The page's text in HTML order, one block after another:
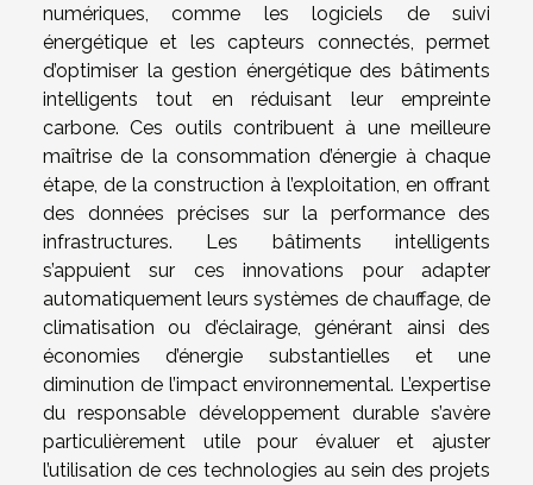
numériques, comme les logiciels de suivi
énergétique et les capteurs connectés, permet
d’optimiser la gestion énergétique des bâtiments
intelligents tout en réduisant leur empreinte
carbone. Ces outils contribuent à une meilleure
maîtrise de la consommation d’énergie à chaque
étape, de la construction à l’exploitation, en offrant
des données précises sur la performance des
infrastructures. Les bâtiments intelligents
s’appuient sur ces innovations pour adapter
automatiquement leurs systèmes de chauffage, de
climatisation ou d’éclairage, générant ainsi des
économies d’énergie substantielles et une
diminution de l’impact environnemental. L’expertise
du responsable développement durable s’avère
particulièrement utile pour évaluer et ajuster
l’utilisation de ces technologies au sein des projets